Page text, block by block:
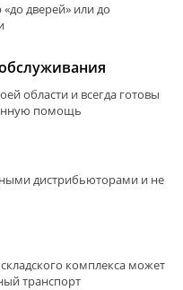
дверей» или до
области и всегда готовы
помощь
дистрибьюторами и не
комплекса может
транспорт